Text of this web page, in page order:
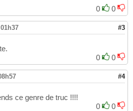
0
0
#3
0
0
#4
ce genre de truc !!!!
0
0